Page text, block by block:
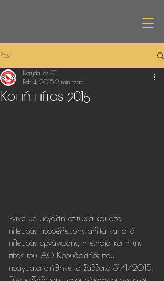
Post
Κοπή πίτας 2015
Korydallos FC
Feb 4, 2015 2 min read
Έγινε με μεγάλη επιτυχία και από
πλευράς προσέλευσης αλλά και από
πλευράς οργάνωσης, η ετήσια κοπή της
πίτας του ΑΟ Κορυδαλλός που
πραγματοποιήθηκε το Σάββατο 31/1/2015.